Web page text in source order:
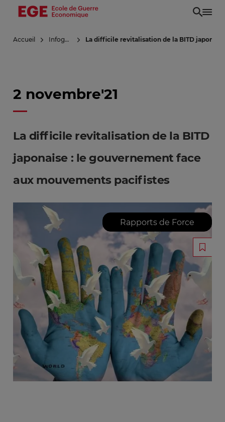
Aller
principal
Accueil Infoguerre La difficile revitalisation de la BITD
2 novembre'21
La difficile revitalisation de la BITD
japonaise : le gouvernement face
aux mouvements pacifistes
Rapports de Force